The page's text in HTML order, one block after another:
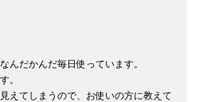
んだかんだ毎日使っています。
。
えてしまうので、お使いの方に教えて